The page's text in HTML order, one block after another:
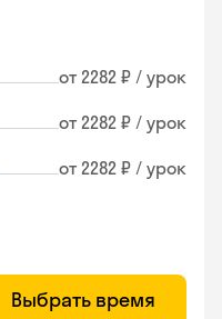
от 2282 ₽ / урок
от 2282 ₽ / урок
от 2282 ₽ / урок
Выбрать время